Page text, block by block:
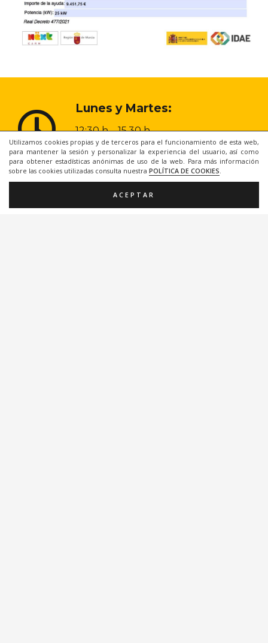
Utilizamos cookies propias y de terceros para el funcionamiento de esta web,
para mantener la sesión y personalizar la experiencia del usuario, así como
para obtener estadísticas anónimas de uso de la web. Para más información
sobre las cookies utilizadas consulta nuestra POLÍTICA DE COOKIES.
ACEPTAR
Lunes y Martes:
12:30 h – 15.30 h
19.30 h – 00.00 h
Miercoles a Domingo:
12:30 h – 00.00 h